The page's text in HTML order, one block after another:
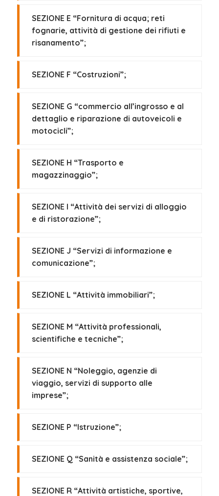
SEZIONE E “Fornitura di acqua; reti
fognarie, attività di gestione dei rifiuti e
risanamento”;
SEZIONE F “Costruzioni”;
SEZIONE G “commercio all’ingrosso e al
dettaglio e riparazione di autoveicoli e
motocicli”;
SEZIONE H “Trasporto e
magazzinaggio”;
SEZIONE I “Attività dei servizi di alloggio
e di ristorazione”;
SEZIONE J “Servizi di informazione e
comunicazione”;
SEZIONE L “Attività immobiliari”;
SEZIONE M “Attività professionali,
scientifiche e tecniche”;
SEZIONE N “Noleggio, agenzie di
viaggio, servizi di supporto alle
imprese”;
SEZIONE P “Istruzione”;
SEZIONE Q “Sanità e assistenza sociale”;
SEZIONE R “Attività artistiche, sportive,